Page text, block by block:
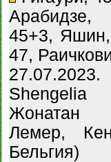
45+3, Яшин,
47,
Shengelia
Жонатан
Лемер,
Бельгия)